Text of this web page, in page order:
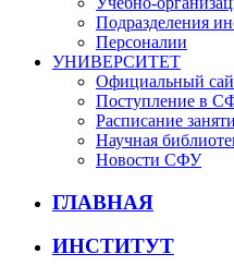
Подразделения
Персоналии
УНИВЕРСИТЕТ
Официальный
Поступление в
Расписание
Научная
Новости СФУ
ГЛАВНАЯ
ИНСТИТУТ